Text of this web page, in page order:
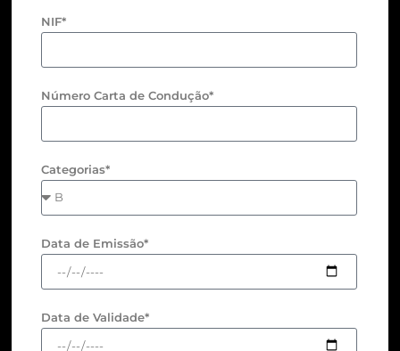
NIF*
Número Carta de Condução*
Categorias*
Data de Emissão*
Data de Validade*